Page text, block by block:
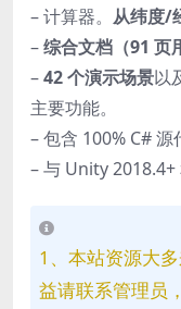
– 计算器。 从纬度/
–综合文档（91 页
–42 个演示场景以
主要功能。
– 包含 100% C# 源
– 与 Unity 2018.4+
1、本站资源大
益请联系管理员